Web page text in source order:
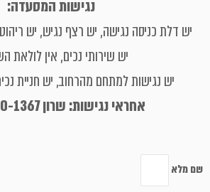
נגישות המסעדה:
יש דלת כניסה נגישה , יש רצף נגיש , יש
יש שירותי נכים , אין לולאת
יש נגישות למתחם מהרחוב, יש חניית
אחראי נגישות: שרון 052-860-1367
שם מלא